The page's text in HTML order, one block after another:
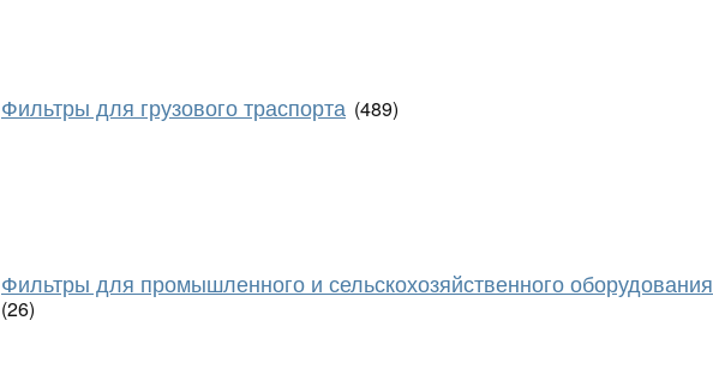
Фильтры для грузового траспорта (489)
Фильтры для промышленного и сельскохозяйственного оборудования
(26)